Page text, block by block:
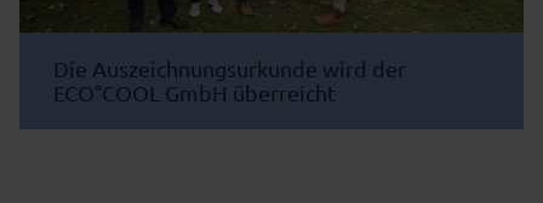
Die Auszeichnungsurkunde wird der
ECO°COOL GmbH überreicht